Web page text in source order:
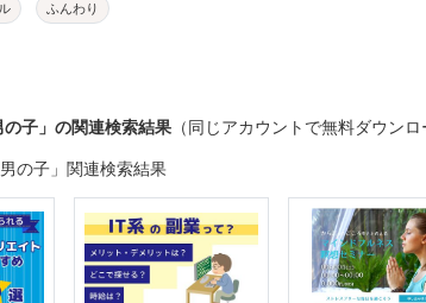
ふんわり
子」の関連検索結果 （同じアカウントで無料ダウンロ
の子」関連検索結果